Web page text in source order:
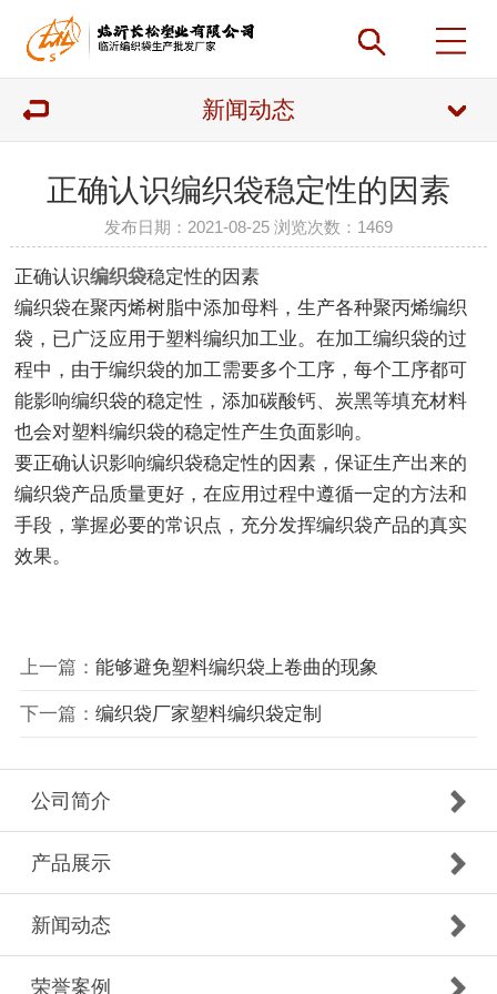
新闻动态
正确认识编织袋稳定性的因素
发布日期：2021-08-25 浏览次数： 1469
正确认识编织袋稳定性的因素
编织袋在聚丙烯树脂中添加母料，生产各种聚丙烯编织
袋，已广泛应用于塑料编织加工业。在加工编织袋的过
程中，由于编织袋的加工需要多个工序，每个工序都可
能影响编织袋的稳定性，添加碳酸钙、炭黑等填充材料
也会对塑料编织袋的稳定性产生负面影响。
要正确认识影响编织袋稳定性的因素，保证生产出来的
编织袋产品质量更好，在应用过程中遵循一定的方法和
手段，掌握必要的常识点，充分发挥编织袋产品的真实
效果。
上一篇： 能够避免塑料编织袋上卷曲的现象
下一篇： 编织袋厂家塑料编织袋定制
公司简介
产品展示
新闻动态
荣誉案例